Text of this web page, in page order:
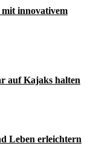
innovativem
auf Kajaks halten
Leben erleichtern